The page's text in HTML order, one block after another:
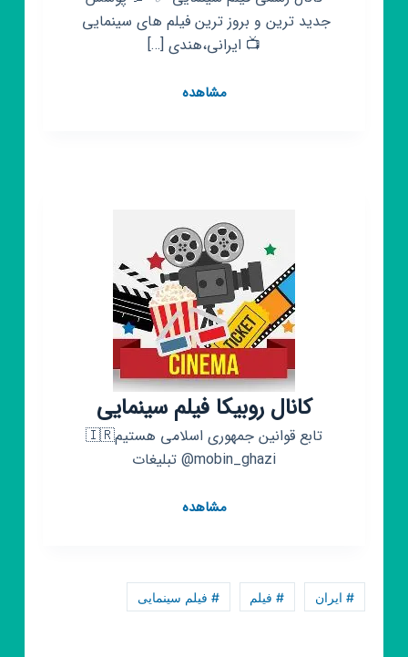
جدید ترین و بروز ترین فیلم های سینمایی ‌
📺 ایرانی،هندی […]
مشاهدهکانال
هندی
کانال روبیکا فیلم سینمایی
تابع قوانین جمهوری اسلامی هستیم🇮🇷
@mobin_ghazi تبلیغات
مشاهدهکانال
# ایران # فیلم # فیلم سینمایی